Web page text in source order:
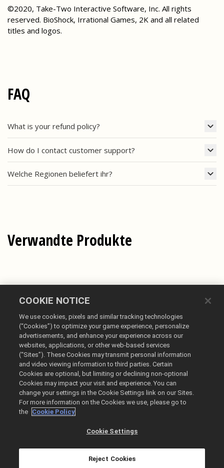
©2020, Take-Two Interactive Software, Inc. All rights
reserved. BioShock, Irrational Games, 2K and all related
titles and logos.
FAQ
What is your refund policy?
How do I contact customer support?
Welche Regionen beliefert ihr?
Verwandte Produkte
Impressum
Datenschutzrichtlinie
Cookie-Richtlinie
Meine personenbezogenen Daten nicht verkaufen oder teilen
@2026 Take-Two Interactive Software Inc. All rights reserved.
Der Ghost Story Games Store wird von Xsolla betrieben.
Deutsch
COOKIE NOTICE
We use cookies, pixels and similar tracking technologies
(“Cookies”) to optimize your game experience, personalize
advertisements, and enhance your experience across our
websites, applications, or other web-based services
(“Sites”). These Cookies may transmit personal information
and video viewing information to third parties. Certain
Cookies are optional, but limiting or declining non-optional
Cookies may impact your visit and experience. You can
change your settings in the Cookie Settings link on our Sites.
For more information on the Cookies we use, please go to
the Cookie Policy
Cookie Settings
Reject Cookies